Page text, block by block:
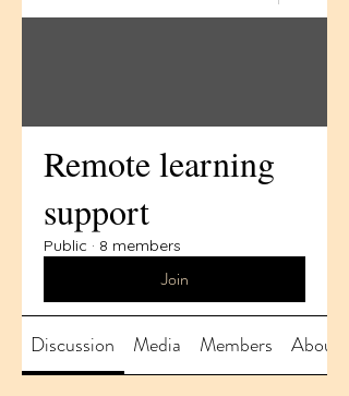
Remote learning
support
Public · 8 members
Join
Discussion Media Members About